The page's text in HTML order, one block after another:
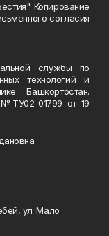
Копирование
согласия
службы по
технологий и
Башкортостан.
01799 от 19
ул. Мало